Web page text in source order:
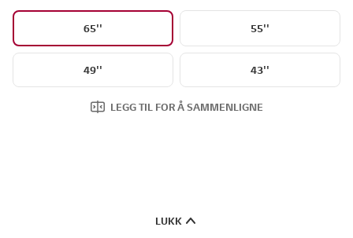
65'' 55''
49'' 43''
LEGG TIL FOR Å SAMMENLIGNE
LUKK